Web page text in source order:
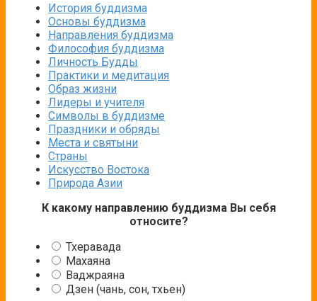
История буддизма
Основы буддизма
Направления буддизма
Философия буддизма
Личность Будды
Практики и медитация
Образ жизни
Лидеры и учителя
Символы в буддизме
Праздники и обряды
Места и святыни
Страны
Искусство Востока
Природа Азии
К какому направлению буддизма Вы себя
относите?
Тхеравада
Махаяна
Ваджраяна
Дзен (чань, сон, тхьен)